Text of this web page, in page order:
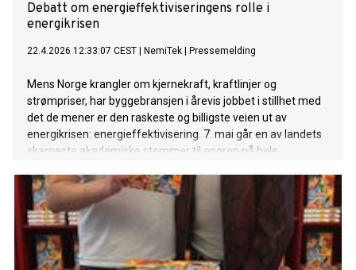
Debatt om energieffektiviseringens rolle i
energikrisen
22.4.2026 12:33:07 CEST NemiTek Pressemelding
Mens Norge krangler om kjernekraft, kraftlinjer og
strømpriser, har byggebransjen i årevis jobbet i stillhet med
det de mener er den raskeste og billigste veien ut av
energikrisen: energieffektivisering. 7. mai går en av landets
skarpeste akademiske stemmer til angrep på hele
scene, på Energiteknisk konferanse 2026 på Sentralen i
Oslo.